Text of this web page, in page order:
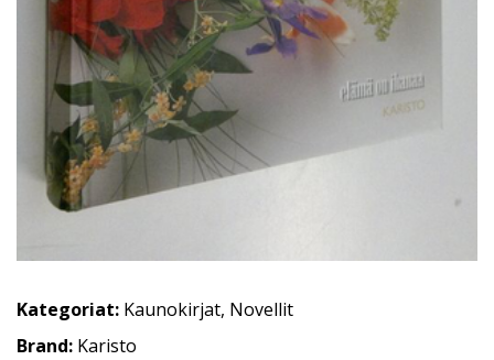
Kategoriat: Kaunokirjat, Novellit
Brand: Karisto